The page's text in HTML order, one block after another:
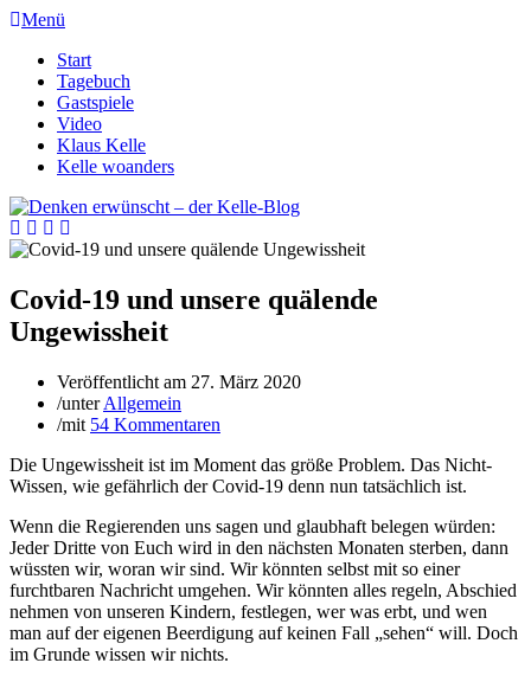
Menü
Start
Tagebuch
Gastspiele
Video
Klaus Kelle
Kelle woanders
Covid-19 und unsere quälende
Ungewissheit
Veröffentlicht am 27. März 2020
/unterAllgemein
/mit 54 Kommentaren
Die Ungewissheit ist im Moment das größe Problem. Das Nicht-
Wissen, wie gefährlich der Covid-19 denn nun tatsächlich ist.
Wenn die Regierenden uns sagen und glaubhaft belegen würden:
Jeder Dritte von Euch wird in den nächsten Monaten sterben, dann
wüssten wir, woran wir sind. Wir könnten selbst mit so einer
furchtbaren Nachricht umgehen. Wir könnten alles regeln, Abschied
nehmen von unseren Kindern, festlegen, wer was erbt, und wen
man auf der eigenen Beerdigung auf keinen Fall „sehen“ will. Doch
im Grunde wissen wir nichts.